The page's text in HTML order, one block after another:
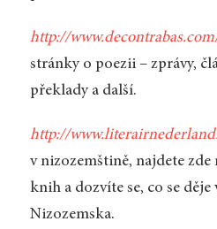
http://
stránky o poezii – zprávy,
překlady a další.
http://
v nizozemštině, najdete
knih a dozvíte se, co se
Nizozemska.